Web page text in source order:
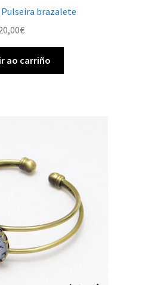
Pulseira brazalete
€
ao carriño